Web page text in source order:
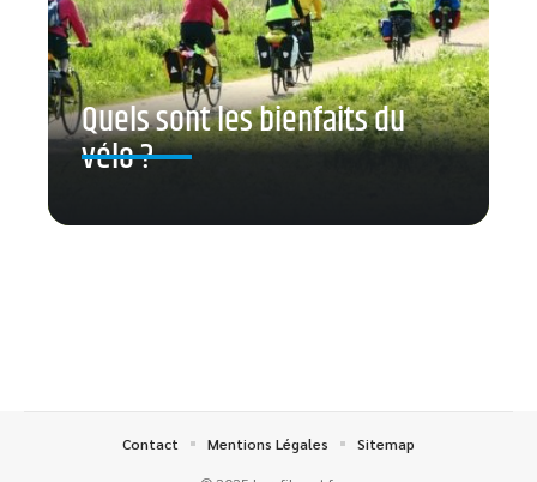
Quels sont les bienfaits du
vélo ?
Contact Mentions Légales Sitemap